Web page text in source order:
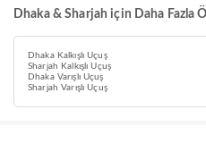
Dhaka & Sharjah için Daha Fazla
Dhaka Kalkışlı Uçuş
Sharjah Kalkışlı Uçuş
Dhaka Varışlı Uçuş
Sharjah Varışlı Uçuş